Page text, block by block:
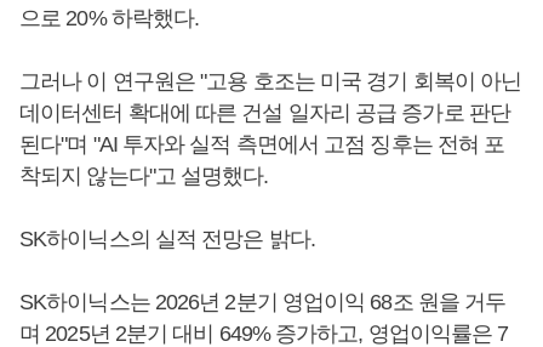
으로 20% 하락했다.
그러나 이 연구원은 "고용 호조는 미국 경기 회복이 아닌
데이터센터 확대에 따른 건설 일자리 공급 증가로 판단
된다"며 "AI 투자와 실적 측면에서 고점 징후는 전혀 포
착되지 않는다"고 설명했다.
SK하이닉스의 실적 전망은 밝다.
SK하이닉스는 2026년 2분기 영업이익 68조 원을 거두
며 2025년 2분기 대비 649% 증가하고, 영업이익률은 7